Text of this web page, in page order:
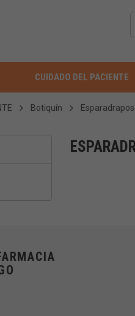
CUIDADO DEL PACIENTE
Botiquín Esparadrapos